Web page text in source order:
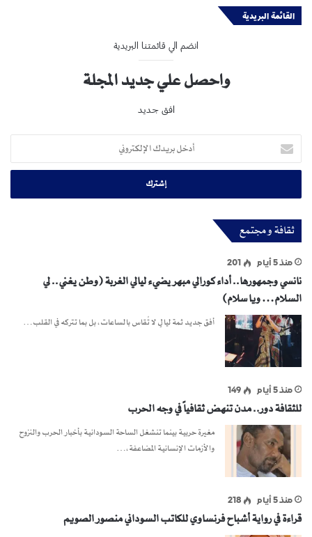
القائمة البريدية
انضم الي قائمتنا البريدية
واحصل علي جديد المجلة
افق جديد
أدخل
بريدك
الإلكتروني
ثقافة و مجتمع
منذ 5 أيام 201
نانسي وجمهورها.. أداء كورالي مبهر يضيء ليالي الغربة (وطن يغني.. لي
السلام… ويا سلام)
أفق جديد ثمة ليالٍ لا تُقاس بالساعات، بل بما تتركه في القلب…
منذ 5 أيام 149
للثقافة دور.. مدن تنهض ثقافياً في وجه الحرب
مغيرة حربية بينما تنشغل الساحة السودانية بأخبار الحرب والنزوح
والأزمات الإنسانية المضاعفة،…
منذ 5 أيام 218
قراءة في رواية أشباح فرنساوي للكاتب السوداني منصور الصويم